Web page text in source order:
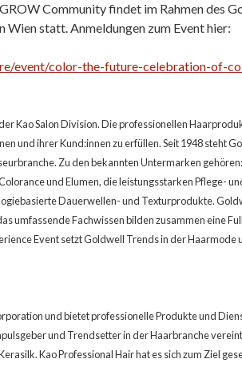
Community findet im Rahmen des
Wien statt. Anmeldungen zum Event hier:
event/color-the-future-celebration-of-
Kao Salon Division. Die professionellen
und ihrer Kund:innen zu erfüllen. Seit 1948 steht
Zu den bekannten Untermarken
und Elumen, die leistungsstarken Pflege-
Dauerwellen- und Texturprodukte.
umfassende Fachwissen bilden zusammen eine
Event setzt Goldwell Trends in der Haarmode
und bietet professionelle Produkte und
und Trendsetter in der Haarbranche
Kao Professional Hair hat es sich zum Ziel